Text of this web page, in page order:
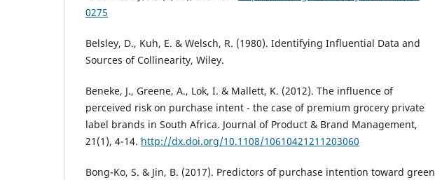
0275
Belsley, D., Kuh, E. & Welsch, R. (1980). Identifying Influential Data and
Sources of Collinearity, Wiley.
Beneke, J., Greene, A., Lok, I. & Mallett, K. (2012). The influence of
perceived risk on purchase intent - the case of premium grocery private
label brands in South Africa. Journal of Product & Brand Management,
21(1), 4-14. http://dx.doi.org/10.1108/10610421211203060
Bong-Ko, S. & Jin, B. (2017). Predictors of purchase intention toward green